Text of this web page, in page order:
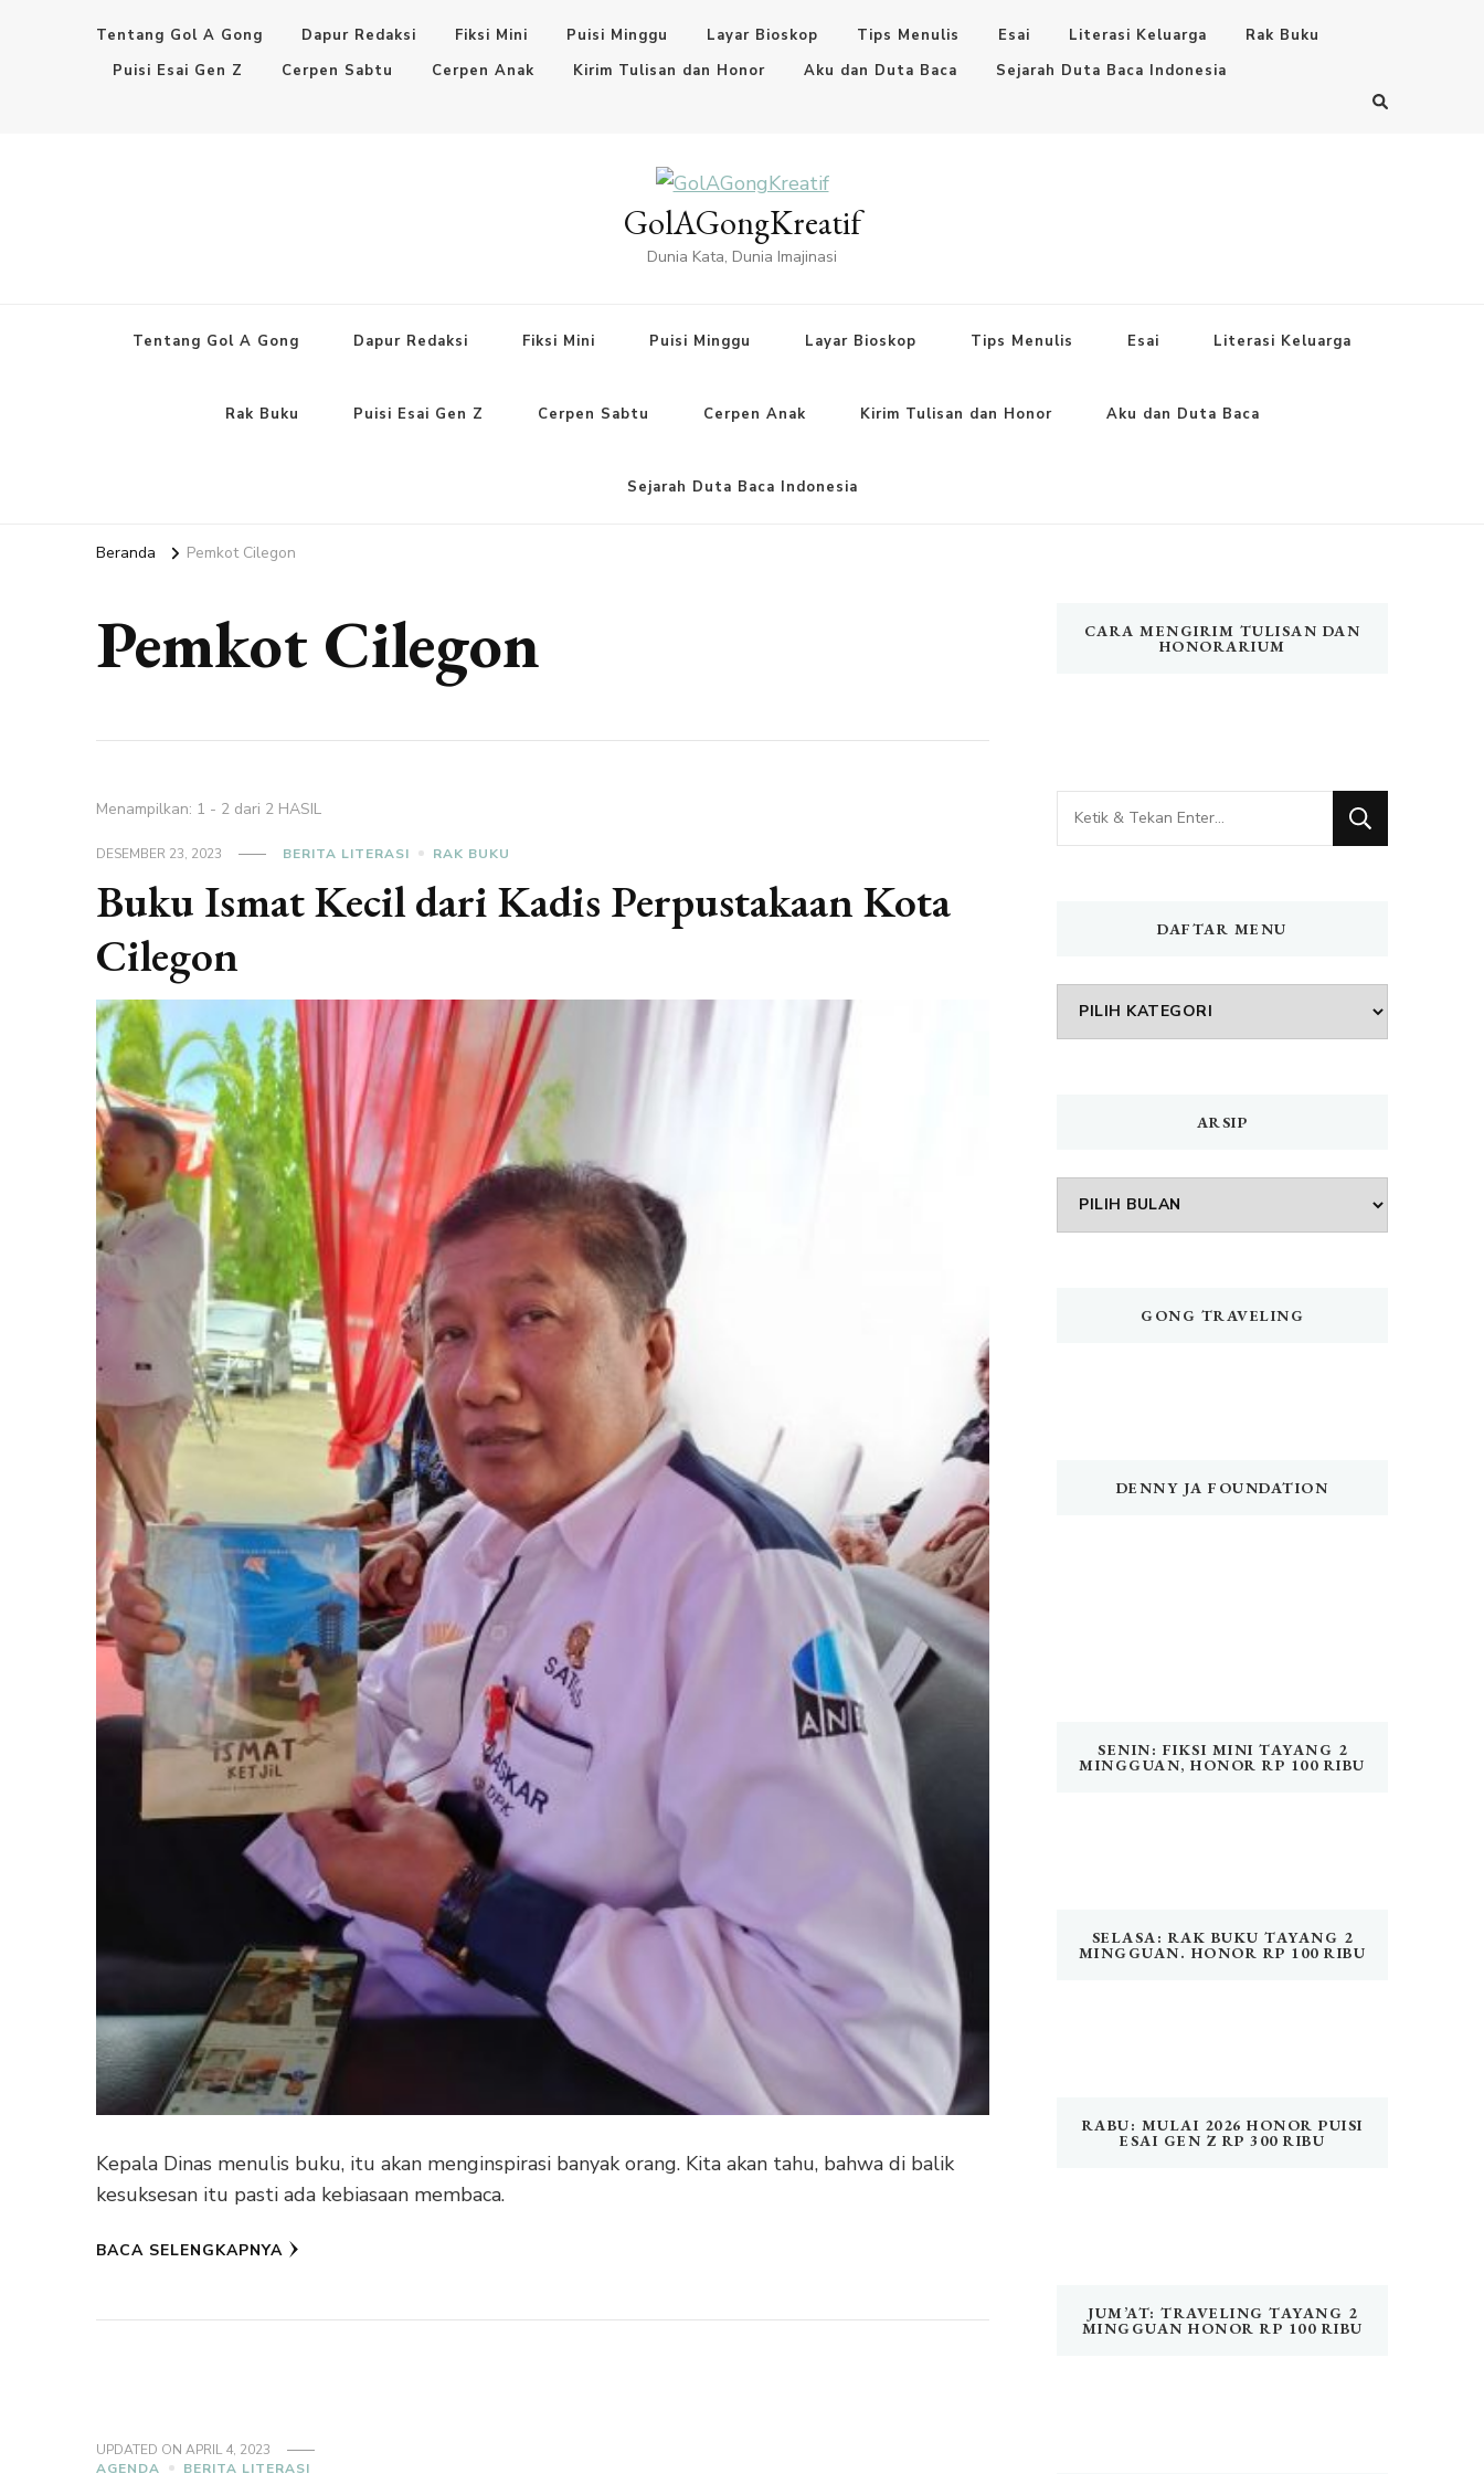
Tentang Gol A Gong Dapur Redaksi Fiksi Mini Puisi Minggu Layar Bioskop Tips Menulis Esai Literasi Keluarga
Rak Buku
Puisi Esai Gen Z
Cerpen Sabtu Cerpen Anak Kirim Tulisan dan Honor Aku dan Duta Baca Sejarah Duta Baca Indonesia
GolAGongKreatif
Dunia Kata, Dunia Imajinasi
Tentang Gol A Gong Dapur Redaksi Fiksi Mini Puisi Minggu Layar Bioskop Tips Menulis Esai Literasi Keluarga
Rak Buku Puisi Esai Gen Z Cerpen Sabtu Cerpen Anak Kirim Tulisan dan Honor Aku dan Duta Baca
Sejarah Duta Baca Indonesia
Beranda Pemkot Cilegon
Pemkot Cilegon
Menampilkan: 1 - 2 dari 2 HASIL
DESEMBER 23, 2023 BERITA LITERASI RAK BUKU
Buku Ismat Kecil dari Kadis Perpustakaan Kota
Cilegon
Kepala Dinas menulis buku, itu akan menginspirasi banyak orang. Kita akan tahu, bahwa di balik
kesuksesan itu pasti ada kebiasaan membaca.
BACA SELENGKAPNYA
UPDATED ONAPRIL 4, 2023
AGENDA
BERITA LITERASI
CARA MENGIRIM TULISAN DAN
HONORARIUM
Mencari
Sesuatu?
DAFTAR MENU
DAFTAR
MENU
ARSIP
Arsip
GONG TRAVELING
DENNY JA FOUNDATION
SENIN: FIKSI MINI TAYANG 2
MINGGUAN, HONOR RP 100 RIBU
SELASA: RAK BUKU TAYANG 2
MINGGUAN. HONOR RP 100 RIBU
RABU: MULAI 2026 HONOR PUISI
ESAI GEN Z RP 300 RIBU
JUM’AT: TRAVELING TAYANG 2
MINGGUAN HONOR RP 100 RIBU